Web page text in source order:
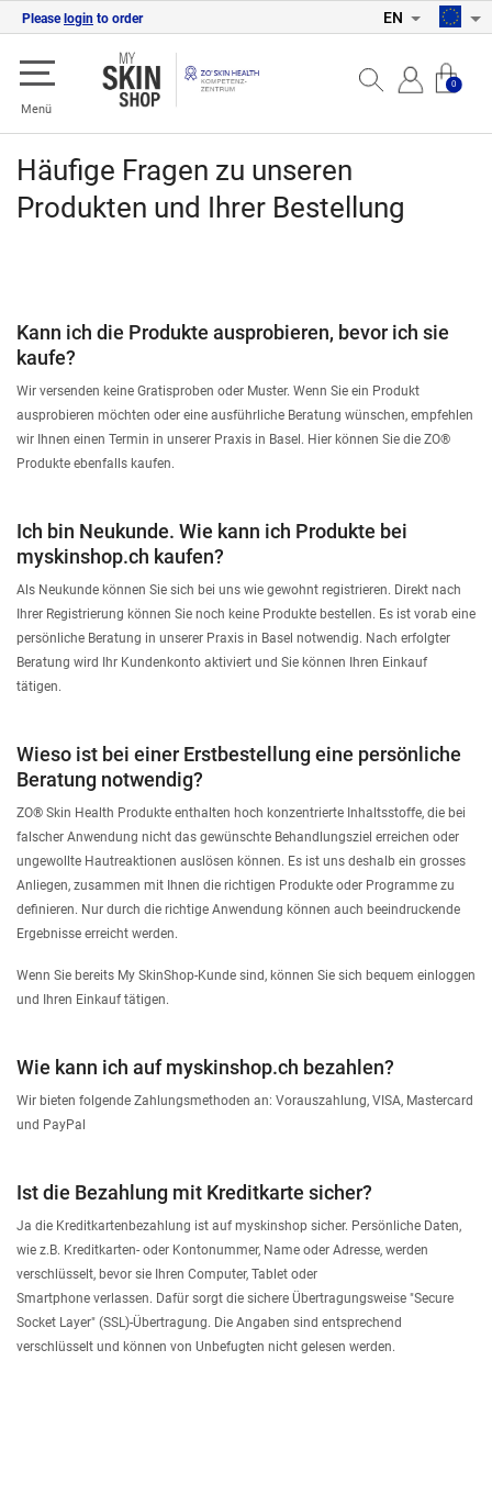
Please login to order EN
0
Menü
SIGN IN
Häufige Fragen zu unseren
Produkten und Ihrer Bestellung
Kann ich die Produkte ausprobieren, bevor ich sie
kaufe?
Wir versenden keine Gratisproben oder Muster. Wenn Sie ein Produkt
ausprobieren möchten oder eine ausführliche Beratung wünschen, empfehlen
wir Ihnen einen Termin in unserer Praxis in Basel. Hier können Sie die ZO®
Produkte ebenfalls kaufen.
Ich bin Neukunde. Wie kann ich Produkte bei
myskinshop.ch kaufen?
Als Neukunde können Sie sich bei uns wie gewohnt registrieren. Direkt nach
Ihrer Registrierung können Sie noch keine Produkte bestellen. Es ist vorab eine
persönliche Beratung in unserer Praxis in Basel notwendig. Nach erfolgter
Beratung wird Ihr Kundenkonto aktiviert und Sie können Ihren Einkauf
tätigen.
Wieso ist bei einer Erstbestellung eine persönliche
Beratung notwendig?
ZO® Skin Health Produkte enthalten hoch konzentrierte Inhaltsstoffe, die bei
falscher Anwendung nicht das gewünschte Behandlungsziel erreichen oder
ungewollte Hautreaktionen auslösen können. Es ist uns deshalb ein grosses
Anliegen, zusammen mit Ihnen die richtigen Produkte oder Programme zu
definieren. Nur durch die richtige Anwendung können auch beeindruckende
Ergebnisse erreicht werden.
Wenn Sie bereits My SkinShop-Kunde sind, können Sie sich bequem einloggen
und Ihren Einkauf tätigen.
Wie kann ich auf myskinshop.ch bezahlen?
Wir bieten folgende Zahlungsmethoden an: Vorauszahlung, VISA, Mastercard
und PayPal
Ist die Bezahlung mit Kreditkarte sicher?
Ja die Kreditkartenbezahlung ist auf myskinshop sicher. Persönliche Daten,
wie z.B. Kreditkarten- oder Kontonummer, Name oder Adresse, werden
verschlüsselt, bevor sie Ihren Computer, Tablet oder
Smartphone verlassen. Dafür sorgt die sichere Übertragungsweise "Secure
Socket Layer" (SSL)-Übertragung. Die Angaben sind entsprechend
verschlüsselt und können von Unbefugten nicht gelesen werden.